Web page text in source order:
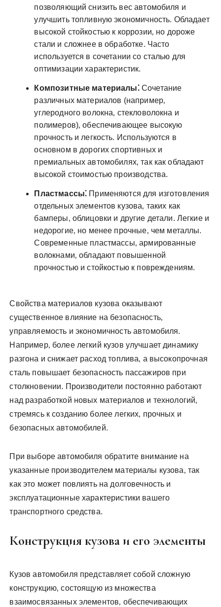
позволяющий снизить вес автомобиля и
улучшить топливную экономичность. Обладает
высокой стойкостью к коррозии‚ но дороже
стали и сложнее в обработке. Часто
используется в сочетании со сталью для
оптимизации характеристик.
Композитные материалы⁚Сочетание
различных материалов (например‚
углеродного волокна‚ стекловолокна и
полимеров)‚ обеспечивающее высокую
прочность и легкость. Используются в
основном в дорогих спортивных и
премиальных автомобилях‚ так как обладают
высокой стоимостью производства.
Пластмассы⁚ Применяются для изготовления
отдельных элементов кузова‚ таких как
бамперы‚ облицовки и другие детали. Легкие и
недорогие‚ но менее прочные‚ чем металлы.
Современные пластмассы‚ армированные
волокнами‚ обладают повышенной
прочностью и стойкостью к повреждениям.
Свойства материалов кузова оказывают
существенное влияние на безопасность‚
управляемость и экономичность автомобиля.
Например‚ более легкий кузов улучшает динамику
разгона и снижает расход топлива‚ а высокопрочная
сталь повышает безопасность пассажиров при
столкновении. Производители постоянно работают
над разработкой новых материалов и технологий‚
стремясь к созданию более легких‚ прочных и
безопасных автомобилей.
При выборе автомобиля обратите внимание на
указанные производителем материалы кузова‚ так
как это может повлиять на долговечность и
эксплуатационные характеристики вашего
транспортного средства.
Конструкция кузова и его элементы
Кузов автомобиля представляет собой сложную
конструкцию‚ состоящую из множества
взаимосвязанных элементов‚ обеспечивающих